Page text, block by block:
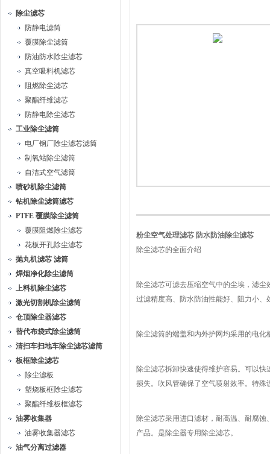
除尘滤芯
防静电滤筒
覆膜除尘滤筒
防油防水除尘滤芯
真空吸料机滤芯
阻燃除尘滤芯
聚酯纤维滤芯
防静电除尘滤芯
工业除尘滤筒
电厂钢厂除尘滤芯滤筒
制氧站除尘滤筒
自洁式空气滤筒
喷砂机除尘滤筒
钻机除尘滤筒滤芯
PTFE 覆膜除尘滤筒
覆膜阻燃除尘滤芯
花板开孔除尘滤芯
抛丸机滤芯 滤筒
焊烟净化除尘滤筒
上料机除尘滤芯
激光切割机除尘滤筒
仓顶除尘器滤芯
替代布袋式除尘滤筒
清扫车扫地车除尘滤芯滤筒
板框除尘滤芯
除尘滤板
塑烧板框除尘滤芯
聚酯纤维板框滤芯
油雾收集器
油雾收集器滤芯
油气分离过滤器
粉尘空气处理滤芯 防水防油除尘滤芯
除尘滤芯的全面介绍
除尘滤芯可滤去压缩空气中的尘埃，滤
过滤精度高、防水防油性能好、阻力小
除尘滤筒的端盖和内外护网均采用的电
除尘滤芯拆卸快速使得维护容易。可以
损失。吹风管确保了空气喷射效率。特
除尘滤芯采用进口滤材，耐高温、耐腐
产品。是除尘器专用除尘滤芯。